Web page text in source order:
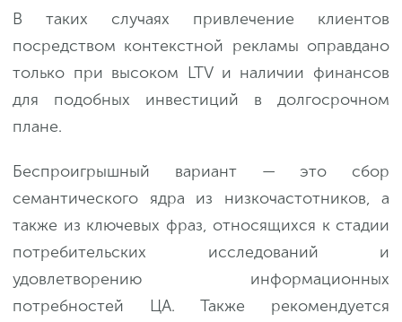
В таких случаях привлечение клиентов
посредством контекстной рекламы оправдано
только при высоком LTV и наличии финансов
для подобных инвестиций в долгосрочном
плане.
Беспроигрышный вариант — это сбор
семантического ядра из низкочастотников, а
также из ключевых фраз, относящихся к стадии
потребительских исследований и
удовлетворению информационных
потребностей ЦА. Также рекомендуется